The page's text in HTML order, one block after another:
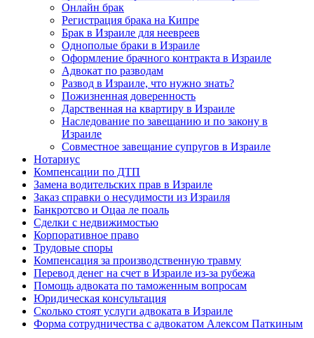
Онлайн брак
Регистрация брака на Кипре
Брак в Израиле для неевреев
Однополые браки в Израиле
Оформление брачного контракта в Израиле
Адвокат по разводам
Развод в Израиле, что нужно знать?
Пожизненная доверенность
Дарственная на квартиру в Израиле
Наследование по завещанию и по закону в
Израиле
Совместное завещание супругов в Израиле
Нотариус
Компенсации по ДТП
Замена водительских прав в Израиле
Заказ справки о несудимости из Израиля
Банкротсво и Оцаа ле поаль
Сделки с недвижимостью
Корпоративное право
Трудовые споры
Компенсация за производственную травму
Перевод денег на счет в Израиле из-за рубежа
Помощь адвоката по таможенным вопросам
Юридическая консультация
Сколько стоят услуги адвоката в Израиле
Форма сотрудничества с адвокатом Алексом Паткиным